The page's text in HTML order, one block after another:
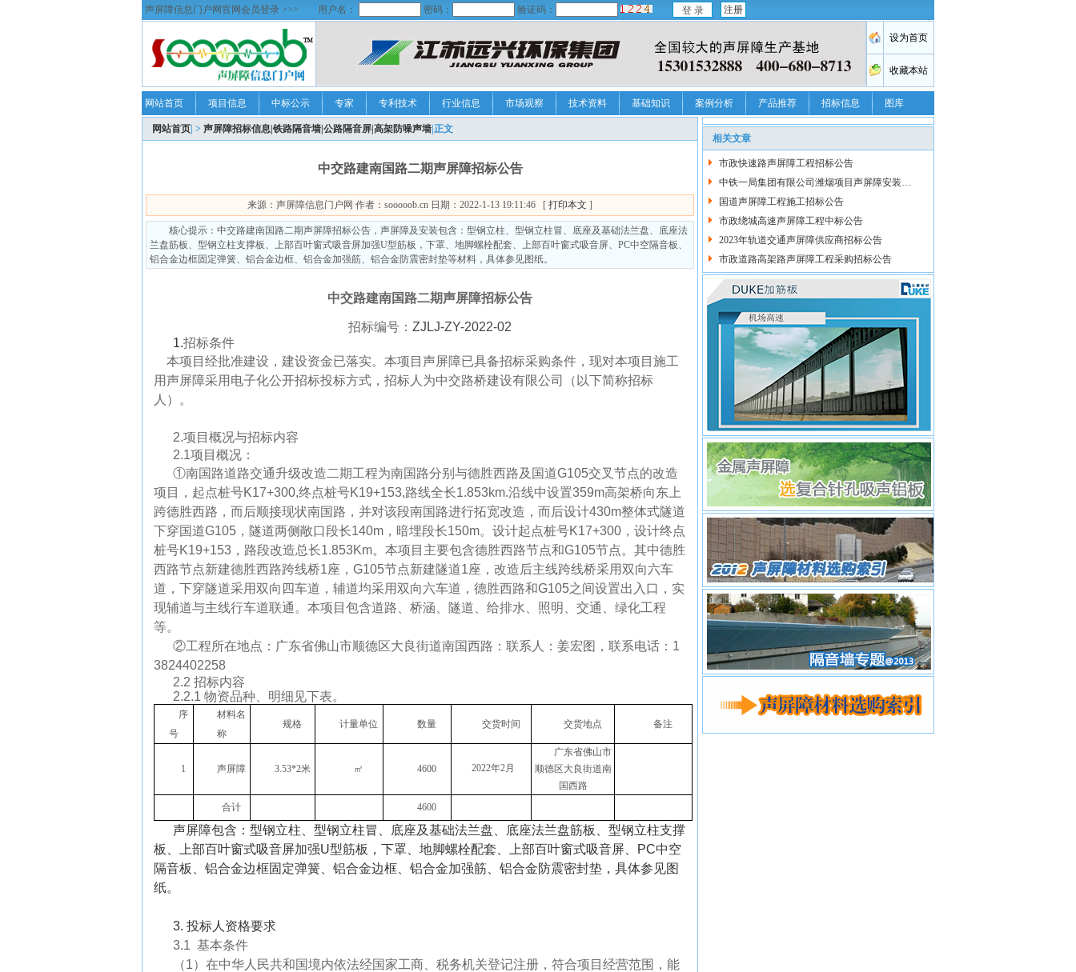
声屏障信息门户网官网会员登录 >>> 用户名： 密码： 验证码： 注册
网站首页 项目信息 中标公示 专家 专利技术 行业信息 市场观察 技术资料 基础知识 案例分析 产品推荐 招标信息 图库
网站首页 | > 声屏障招标信息|铁路隔音墙|公路隔音屏|高架防噪声墙 |正文
中交路建南国路二期声屏障招标公告
来源：声屏障信息门户网 作者：sooooob.cn 日期：2022-1-13 19:11:46 [ 打印本文 ]
核心提示：中交路建南国路二期声屏障招标公告，声屏障及安装包含：型钢立柱、型钢立柱冒、底座及基础法兰盘、底座法
兰盘筋板、型钢立柱支撑板、上部百叶窗式吸音屏加强U型筋板，下罩、地脚螺栓配套、上部百叶窗式吸音屏、PC中空隔音板、
铝合金边框固定弹簧、铝合金边框、铝合金加强筋、铝合金防震密封垫等材料，具体参见图纸。
中交路建南国路二期声屏障招标公告
招标编号： ZJLJ-ZY-2022-02
1.招标条件
本项目经批准建设，建设资金已落实。本项目声屏障已具备招标采购条件，现对本项目施工
用声屏障采用电子化公开招标投标方式，招标人为中交路桥建设有限公司（以下简称招标
人）。
2.项目概况与招标内容
2.1项目概况：
①南国路道路交通升级改造二期工程为南国路分别与德胜西路及国道G105交叉节点的改造
项目，起点桩号K17+300,终点桩号K19+153,路线全长1.853km.沿线中设置359m高架桥向东上
跨德胜西路，而后顺接现状南国路，并对该段南国路进行拓宽改造，而后设计430m整体式隧道
下穿国道G105，隧道两侧敞口段长140m，暗埋段长150m。设计起点桩号K17+300，设计终点
桩号K19+153，路段改造总长1.853Km。本项目主要包含德胜西路节点和G105节点。其中德胜
西路节点新建德胜西路跨线桥1座，G105节点新建隧道1座，改造后主线跨线桥采用双向六车
道，下穿隧道采用双向四车道，辅道均采用双向六车道，德胜西路和G105之间设置出入口，实
现辅道与主线行车道联通。本项目包含道路、桥涵、隧道、给排水、照明、交通、绿化工程
等。
②工程所在地点：广东省佛山市顺德区大良街道南国西路：联系人：姜宏图，联系电话：1
3824402258
2.2 招标内容
2.2.1 物资品种、明细见下表。
序
号
材料名
称
规格 计量单位 数量 交货时间 交货地点 备注
1 声屏障 3.53*2米 ㎡ 4600 2022年2月
广东省佛山市
顺德区大良街道南
国西路
合计
4600
声屏障包含：型钢立柱、型钢立柱冒、底座及基础法兰盘、底座法兰盘筋板、型钢立柱支撑
板、上部百叶窗式吸音屏加强U型筋板，下罩、地脚螺栓配套、上部百叶窗式吸音屏、PC中空
隔音板、铝合金边框固定弹簧、铝合金边框、铝合金加强筋、铝合金防震密封垫，具体参见图
纸。
3. 投标人资格要求
3.1 基本条件
（1）在中华人民共和国境内依法经国家工商、税务机关登记注册，符合项目经营范围，能
相关文章
市政快速路声屏障工程招标公告
中铁一局集团有限公司潍烟项目声屏障安装…
国道声屏障工程施工招标公告
市政绕城高速声屏障工程中标公告
2023年轨道交通声屏障供应商招标公告
市政道路高架路声屏障工程采购招标公告